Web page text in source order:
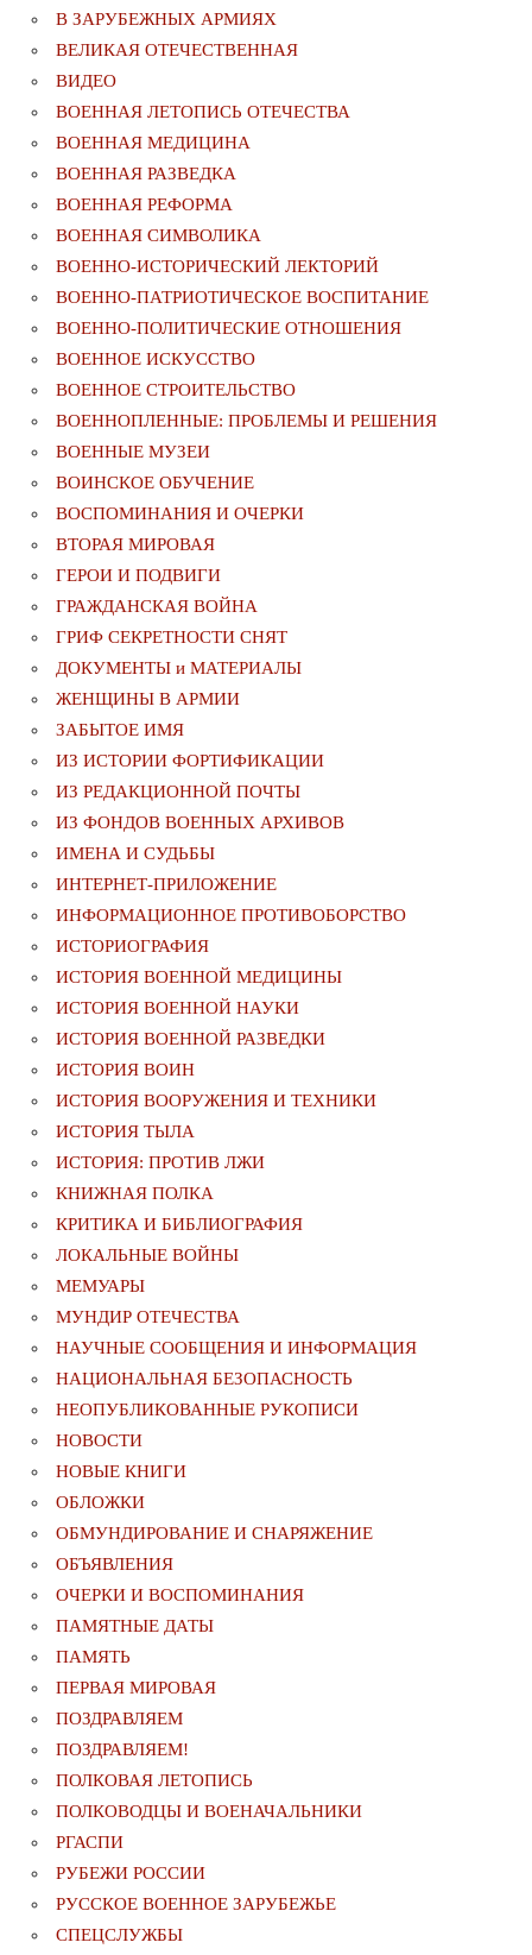
В ЗАРУБЕЖНЫХ АРМИЯХ
ВЕЛИКАЯ ОТЕЧЕСТВЕННАЯ
ВИДЕО
ВОЕННАЯ ЛЕТОПИСЬ ОТЕЧЕСТВА
ВОЕННАЯ МЕДИЦИНА
ВОЕННАЯ РАЗВЕДКА
ВОЕННАЯ РЕФОРМА
ВОЕННАЯ СИМВОЛИКА
ВОЕННО-ИСТОРИЧЕСКИЙ ЛЕКТОРИЙ
ВОЕННО-ПАТРИОТИЧЕСКОЕ ВОСПИТАНИЕ
ВОЕННО-ПОЛИТИЧЕСКИE ОТНОШЕНИЯ
ВОЕННОЕ ИСКУССТВО
ВОЕННОЕ СТРОИТЕЛЬСТВО
ВОЕННОПЛЕННЫЕ: ПРОБЛЕМЫ И РЕШЕНИЯ
ВОЕННЫЕ МУЗЕИ
ВОИНСКОЕ ОБУЧЕНИЕ
ВОСПОМИНАНИЯ И ОЧЕРКИ
ВТОРАЯ МИРОВАЯ
ГЕРОИ И ПОДВИГИ
ГРАЖДАНСКАЯ ВОЙНА
ГРИФ СЕКРЕТНОСТИ СНЯТ
ДОКУМЕНТЫ и МАТЕРИАЛЫ
ЖЕНЩИНЫ В АРМИИ
ЗАБЫТОЕ ИМЯ
ИЗ ИСТОРИИ ФОРТИФИКАЦИИ
ИЗ РЕДАКЦИОННОЙ ПОЧТЫ
ИЗ ФОНДОВ ВОЕННЫХ АРХИВОВ
ИМЕНА И СУДЬБЫ
ИНТЕРНЕТ-ПРИЛОЖЕНИЕ
ИНФОРМАЦИОННОЕ ПРОТИВОБОРСТВО
ИСТОРИОГРАФИЯ
ИСТОРИЯ ВОЕННОЙ МЕДИЦИНЫ
ИСТОРИЯ ВОЕННОЙ НАУКИ
ИСТОРИЯ ВОЕННОЙ РАЗВЕДКИ
ИСТОРИЯ ВОИН
ИСТОРИЯ ВООРУЖЕНИЯ И ТЕХНИКИ
ИСТОРИЯ ТЫЛА
ИСТОРИЯ: ПРОТИВ ЛЖИ
КНИЖНАЯ ПОЛКА
КРИТИКА И БИБЛИОГРАФИЯ
ЛОКАЛЬНЫЕ ВОЙНЫ
МЕМУАРЫ
МУНДИР ОТЕЧЕСТВА
НАУЧНЫЕ СООБЩЕНИЯ И ИНФОРМАЦИЯ
НАЦИОНАЛЬНАЯ БЕЗОПАСНОСТЬ
НЕОПУБЛИКОВАННЫЕ РУКОПИСИ
НОВОСТИ
НОВЫЕ КНИГИ
ОБЛОЖКИ
ОБМУНДИРОВАНИЕ И СНАРЯЖЕНИЕ
ОБЪЯВЛЕНИЯ
ОЧЕРКИ И ВОСПОМИНАНИЯ
ПАМЯТНЫЕ ДАТЫ
ПАМЯТЬ
ПЕРВАЯ МИРОВАЯ
ПОЗДРАВЛЯЕМ
ПОЗДРАВЛЯЕМ!
ПОЛКОВАЯ ЛЕТОПИСЬ
ПОЛКОВОДЦЫ И ВОЕНАЧАЛЬНИКИ
РГАСПИ
РУБЕЖИ РОССИИ
РУССКОЕ ВОЕННОЕ ЗАРУБЕЖЬЕ
СПЕЦСЛУЖБЫ